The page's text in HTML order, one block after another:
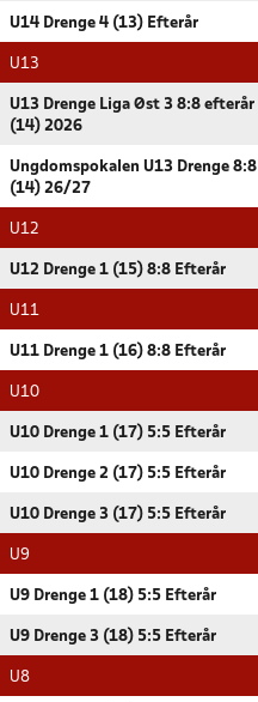
U14 Drenge 4 (13) Efterår
U13
U13 Drenge Liga Øst 3 8:8 efterår
(14) 2026
Ungdomspokalen U13 Drenge 8:8
(14) 26/27
U12
U12 Drenge 1 (15) 8:8 Efterår
U11
U11 Drenge 1 (16) 8:8 Efterår
U10
U10 Drenge 1 (17) 5:5 Efterår
U10 Drenge 2 (17) 5:5 Efterår
U10 Drenge 3 (17) 5:5 Efterår
U9
U9 Drenge 1 (18) 5:5 Efterår
U9 Drenge 3 (18) 5:5 Efterår
U8